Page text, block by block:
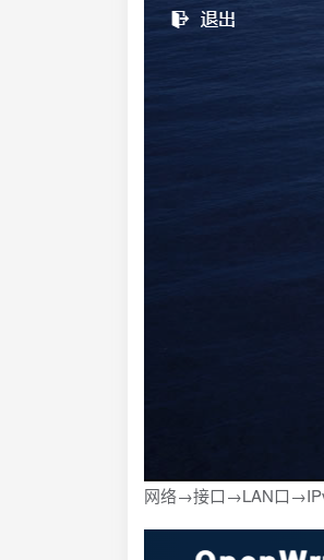
网络→接口→LAN口